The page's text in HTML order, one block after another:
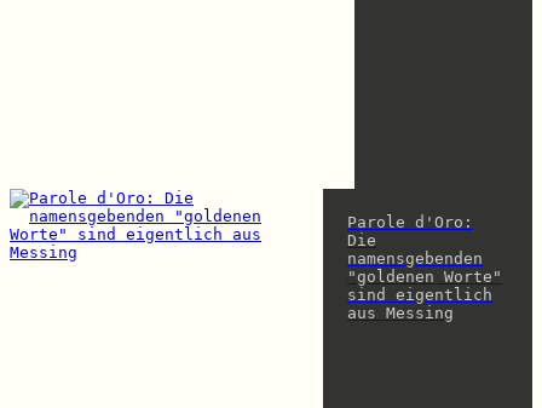
Parole d'Oro:
Die
namensgebenden
"goldenen Worte"
sind eigentlich
aus Messing